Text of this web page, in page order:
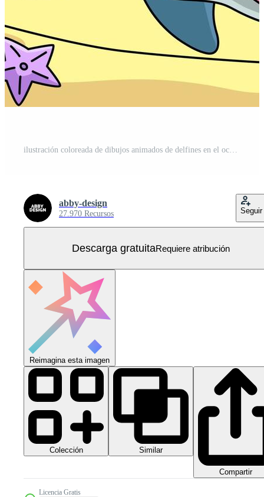
ilustración coloreada de dibujos animados de delfines en el océano Vector Gratis
abby-design
27.970 Recursos Seguir
Descarga gratuitaRequiere atribución
Reimagina esta imagen
Colección Similar
Compartir
Licencia Gratis